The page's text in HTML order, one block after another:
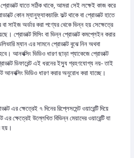
প্রোডাক্ট যাতে সঠিক থাকে, আমরা সেই লক্ষেই কাজ করে
কোন ম্যানুফ্যাকচারিং ফল্ট থাকে বা প্রোডাক্ট হাতে
বা সাইজ অর্ডার করা পণ্যের থেকে ভিন্ন হয় সেক্ষেত্রে
প্রোডাক্ট মিসিং বা ভিন্ন প্রোডাক্ট কমপ্লেইন করার
ম্যান এর সামনে প্রোডাক্ট বুঝে নিন অথবা
আনবক্সিং ভিডিও ধারণ ছাড়া প্যাকেজে প্রোডাক্ট
ডিফারেন্ট এই ধরনের ইস্যু গ্রহণযোগ্য নয়- তাই
আনবক্সিং ভিডিও ধারণ করার অনুরোধ করা যাচ্ছে।
এর ক্ষেত্রেই ৭ দিনের রিপ্লেসমেন্ট ওয়ারেন্টি দিয়ে
ক্ষেত্রেই উল্লেখিত বিভিন্ন মেয়াদের ওয়ারেন্টি যা
হয়।